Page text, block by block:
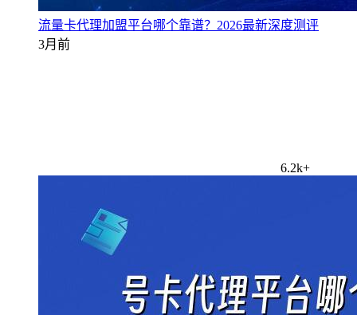
流量卡代理加盟平台哪个靠谱？2026最新深度测评
3月前
6.2k+